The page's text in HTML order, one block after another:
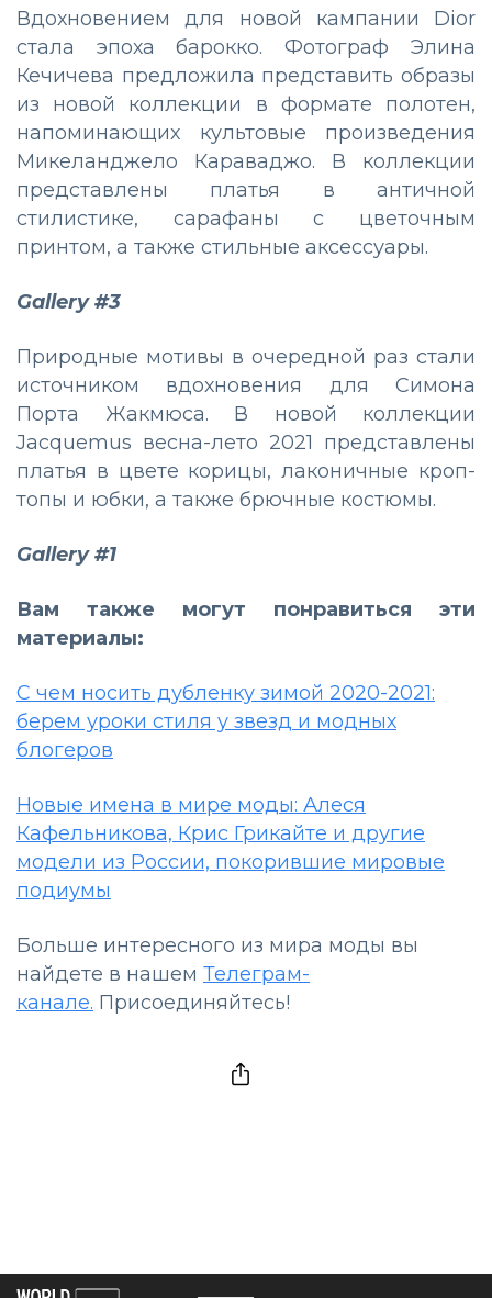
Вдохновением для новой кампании Dior
стала эпоха барокко. Фотограф Элина
Кечичева предложила представить образы
из новой коллекции в формате полотен,
напоминающих культовые произведения
Микеланджело Караваджо. В коллекции
представлены платья в античной
стилистике, сарафаны с цветочным
принтом, а также стильные аксессуары.
Gallery #3
Природные мотивы в очередной раз стали
источником вдохновения для Симона
Порта Жакмюса. В новой коллекции
Jacquemus весна-лето 2021 представлены
платья в цвете корицы, лаконичные кроп-
топы и юбки, а также брючные костюмы.
Gallery #1
Вам также могут понравиться эти
материалы:
С чем носить дубленку зимой 2020-2021:
берем уроки стиля у звезд и модных
блогеров
Новые имена в мире моды: Алеся
Кафельникова, Крис Грикайте и другие
модели из России, покорившие мировые
подиумы
Больше интересного из мира моды вы
найдете в нашем Телеграм-
канале. Присоединяйтесь!